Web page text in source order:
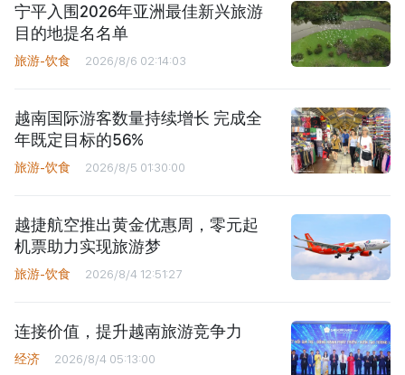
宁平入围2026年亚洲最佳新兴旅游
目的地提名名单
旅游-饮食 2026/8/6 02:14:03
越南国际游客数量持续增长 完成全
年既定目标的56%
旅游-饮食 2026/8/5 01:30:00
越捷航空推出黄金优惠周，零元起
机票助力实现旅游梦
旅游-饮食 2026/8/4 12:51:27
连接价值，提升越南旅游竞争力
经济 2026/8/4 05:13:00